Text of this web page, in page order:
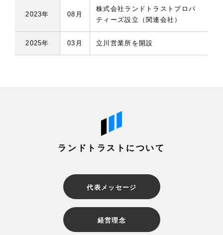
2023年 08月
株式会社ランドトラストプロパ
ティーズ設立（関連会社）
2025年 03月 立川営業所を開設
ランドトラストについて
代表メッセージ
経営理念